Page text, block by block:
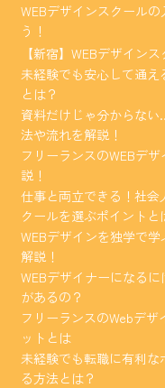
WEBデザインスクール
う！
【新宿】WEBデザイン
未経験でも安心して通え
とは？
資料だけじゃ分からな
法や流れを解説！
フリーランスのWEBデ
説！
仕事と両立できる！社会
クールを選ぶポイントと
WEBデザインを独学で
解説！
WEBデザイナーになる
があるの？
フリーランスのWebデ
ットとは
未経験でも転職に有利
る方法とは？